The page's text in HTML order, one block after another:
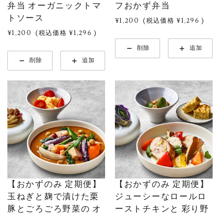
弁当 オーガニックトマ
トソース
¥1,200 (税込価格 ¥1,296 )
削除 追加
フおかず弁当
¥1,200 (税込価格 ¥1,296 )
削除 追加
【おかずのみ 定期便】
玉ねぎと麹で漬けた栗
豚とごろごろ野菜の オ
【おかずのみ 定期便】
ジューシーなロールロ
ーストチキンと 彩り野